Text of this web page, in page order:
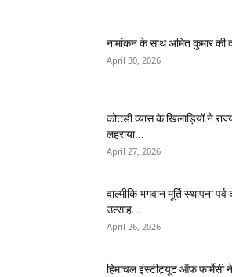
नामांकन के साथ अमित कुमार की
April 30, 2026
कोटडी व्यास के खिलाड़ियों ने
लहराया...
April 27, 2026
वाल्मीकि भगवान मूर्ति स्थापना
उत्साह...
April 26, 2026
हिमाचल इंस्टीट्यूट ऑफ फार्मेसी ने